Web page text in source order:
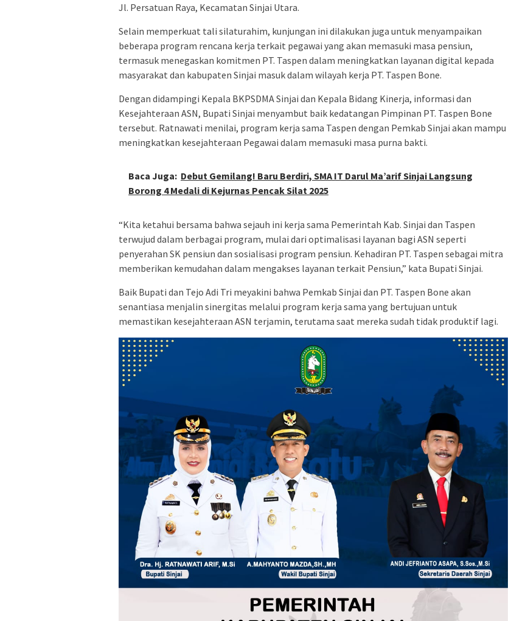
Jl. Persatuan Raya, Kecamatan Sinjai Utara.
Selain memperkuat tali silaturahim, kunjungan ini dilakukan juga untuk menyampaikan
beberapa program rencana kerja terkait pegawai yang akan memasuki masa pensiun,
termasuk menegaskan komitmen PT. Taspen dalam meningkatkan layanan digital kepada
masyarakat dan kabupaten Sinjai masuk dalam wilayah kerja PT. Taspen Bone.
Dengan didampingi Kepala BKPSDMA Sinjai dan Kepala Bidang Kinerja, informasi dan
Kesejahteraan ASN, Bupati Sinjai menyambut baik kedatangan Pimpinan PT. Taspen Bone
tersebut. Ratnawati menilai, program kerja sama Taspen dengan Pemkab Sinjai akan mampu
meningkatkan kesejahteraan Pegawai dalam memasuki masa purna bakti.
Baca Juga: Debut Gemilang! Baru Berdiri, SMA IT Darul Ma’arif Sinjai Langsung
Borong 4 Medali di Kejurnas Pencak Silat 2025
“Kita ketahui bersama bahwa sejauh ini kerja sama Pemerintah Kab. Sinjai dan Taspen
terwujud dalam berbagai program, mulai dari optimalisasi layanan bagi ASN seperti
penyerahan SK pensiun dan sosialisasi program pensiun. Kehadiran PT. Taspen sebagai mitra
memberikan kemudahan dalam mengakses layanan terkait Pensiun,” kata Bupati Sinjai.
Baik Bupati dan Tejo Adi Tri meyakini bahwa Pemkab Sinjai dan PT. Taspen Bone akan
senantiasa menjalin sinergitas melalui program kerja sama yang bertujuan untuk
memastikan kesejahteraan ASN terjamin, terutama saat mereka sudah tidak produktif lagi.